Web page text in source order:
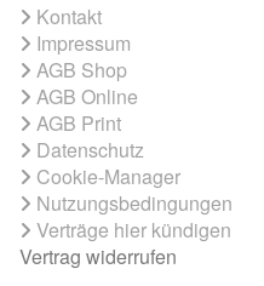
Kontakt
Impressum
AGB Shop
AGB Online
AGB Print
Datenschutz
Cookie-Manager
Nutzungsbedingungen
Verträge hier kündigen
Vertrag widerrufen